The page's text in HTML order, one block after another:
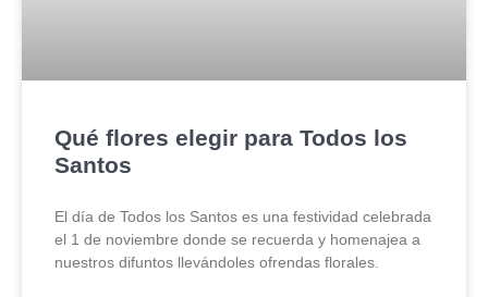
Qué flores elegir para Todos los
Santos
El día de Todos los Santos es una festividad celebrada
el 1 de noviembre donde se recuerda y homenajea a
nuestros difuntos llevándoles ofrendas florales.